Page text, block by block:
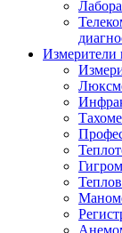
Измерители